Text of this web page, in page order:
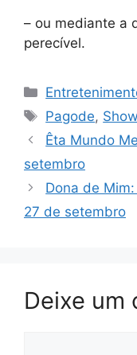
– ou mediante a
perecível.
Categorias
Tags
Pagode, Show
Êta Mundo
setembro
Dona de
27 de setembro
Deixe um